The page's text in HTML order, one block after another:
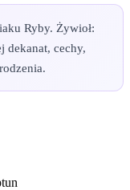
Ryby. Żywioł:
dekanat, cechy,